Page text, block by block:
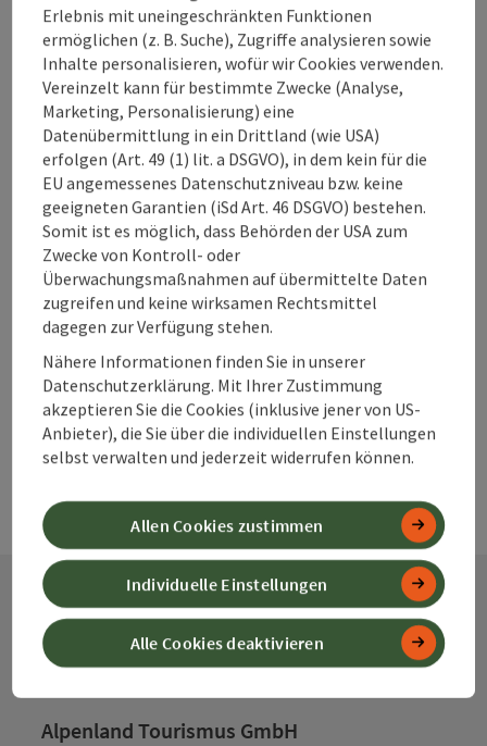
Barrierefreiheit
Beitrag merken
zum Merkzettel
PDF erstellen
Beitrag drucken
powered byTOURDATA Änderung vorschlagen
Kontakt
Alpenland Tourismus GmbH
Erlebnis mit uneingeschränkten Funktionen
ermöglichen (z. B. Suche), Zugriffe analysieren sowie
Inhalte personalisieren, wofür wir Cookies verwenden.
Vereinzelt kann für bestimmte Zwecke (Analyse,
Marketing, Personalisierung) eine
Datenübermittlung in ein Drittland (wie USA)
erfolgen (Art. 49 (1) lit. a DSGVO), in dem kein für die
EU angemessenes Datenschutzniveau bzw. keine
geeigneten Garantien (iSd Art. 46 DSGVO) bestehen.
Somit ist es möglich, dass Behörden der USA zum
Zwecke von Kontroll- oder
Überwachungsmaßnahmen auf übermittelte Daten
zugreifen und keine wirksamen Rechtsmittel
dagegen zur Verfügung stehen.
Nähere Informationen finden Sie in unserer
Datenschutzerklärung. Mit Ihrer Zustimmung
akzeptieren Sie die Cookies (inklusive jener von US-
Anbieter), die Sie über die individuellen Einstellungen
selbst verwalten und jederzeit widerrufen können.
Alle Cookies deaktivieren
Individuelle Einstellungen
Allen Cookies zustimmen